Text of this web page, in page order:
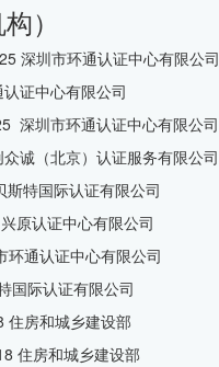
）
深圳市环通认证中心有限公司
证中心有限公司
深圳市环通认证中心有限公司
诚（北京）认证服务有限公司
特国际认证有限公司
原认证中心有限公司
通认证中心有限公司
国际认证有限公司
房和城乡建设部
住房和城乡建设部